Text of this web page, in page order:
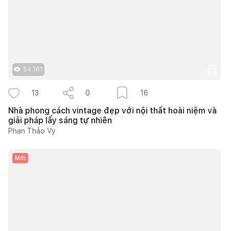
54.161
13 0 16
Nhà phong cách vintage đẹp với nội thất hoài niệm và
giải pháp lấy sáng tự nhiên
Phan Thảo Vy
Mới